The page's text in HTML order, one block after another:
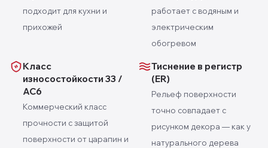
подходит для кухни и
прихожей
работает с водяным и
электрическим
обогревом
Класс
износостойкости 33 /
AC6
Коммерческий класс
прочности с защитой
поверхности от царапин и
Тиснение в регистр
(ER)
Рельеф поверхности
точно совпадает с
рисунком декора — как у
натурального дерева